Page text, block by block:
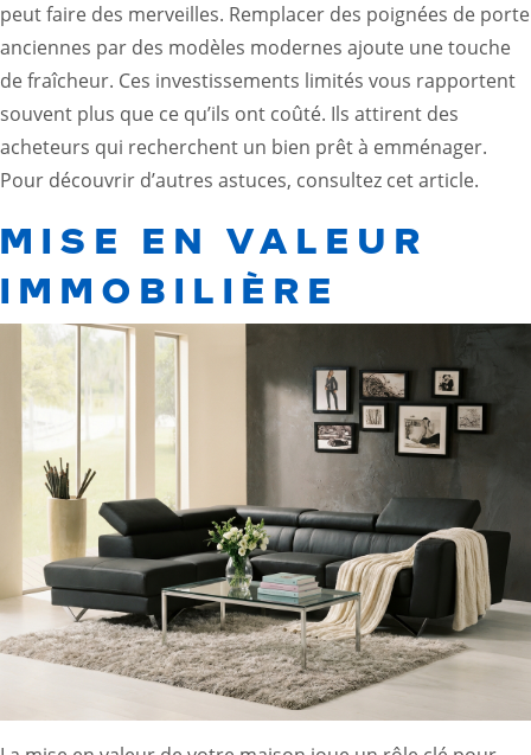
peut faire des merveilles. Remplacer des poignées de porte
anciennes par des modèles modernes ajoute une touche
de fraîcheur. Ces investissements limités vous rapportent
souvent plus que ce qu’ils ont coûté. Ils attirent des
acheteurs qui recherchent un bien prêt à emménager.
Pour découvrir d’autres astuces, consultez cet article.
MISE EN VALEUR
IMMOBILIÈRE